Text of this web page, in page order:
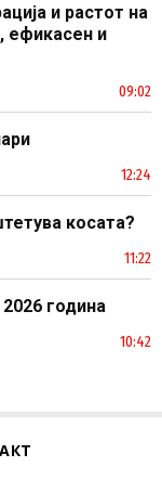
и растот на
ефикасен и
09:02
12:24
косата?
11:22
година
10:42